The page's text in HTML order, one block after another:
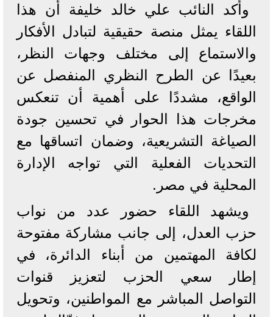
وأكد النائب علي خالد خليفة أن هذا
اللقاء يمثل منصة حقيقية لتبادل الأفكار
والاستماع إلى مختلف وجهات النظر،
بعيدًا عن الطرح النظري المنفصل عن
الواقع، مشددًا على أهمية أن تنعكس
مخرجات هذا الحوار في تحسين جودة
الصياغة التشريعية، وضمان اتساقها مع
التحديات الفعلية التي تواجه الإدارة
المحلية في مصر.
ويشهد اللقاء حضور عدد من نواب
حزب العدل، إلى جانب مشاركة مفتوحة
لكافة المهتمين من أبناء الدائرة، في
إطار سعي الحزب لتعزيز قنوات
التواصل المباشر مع المواطنين، وتحويل